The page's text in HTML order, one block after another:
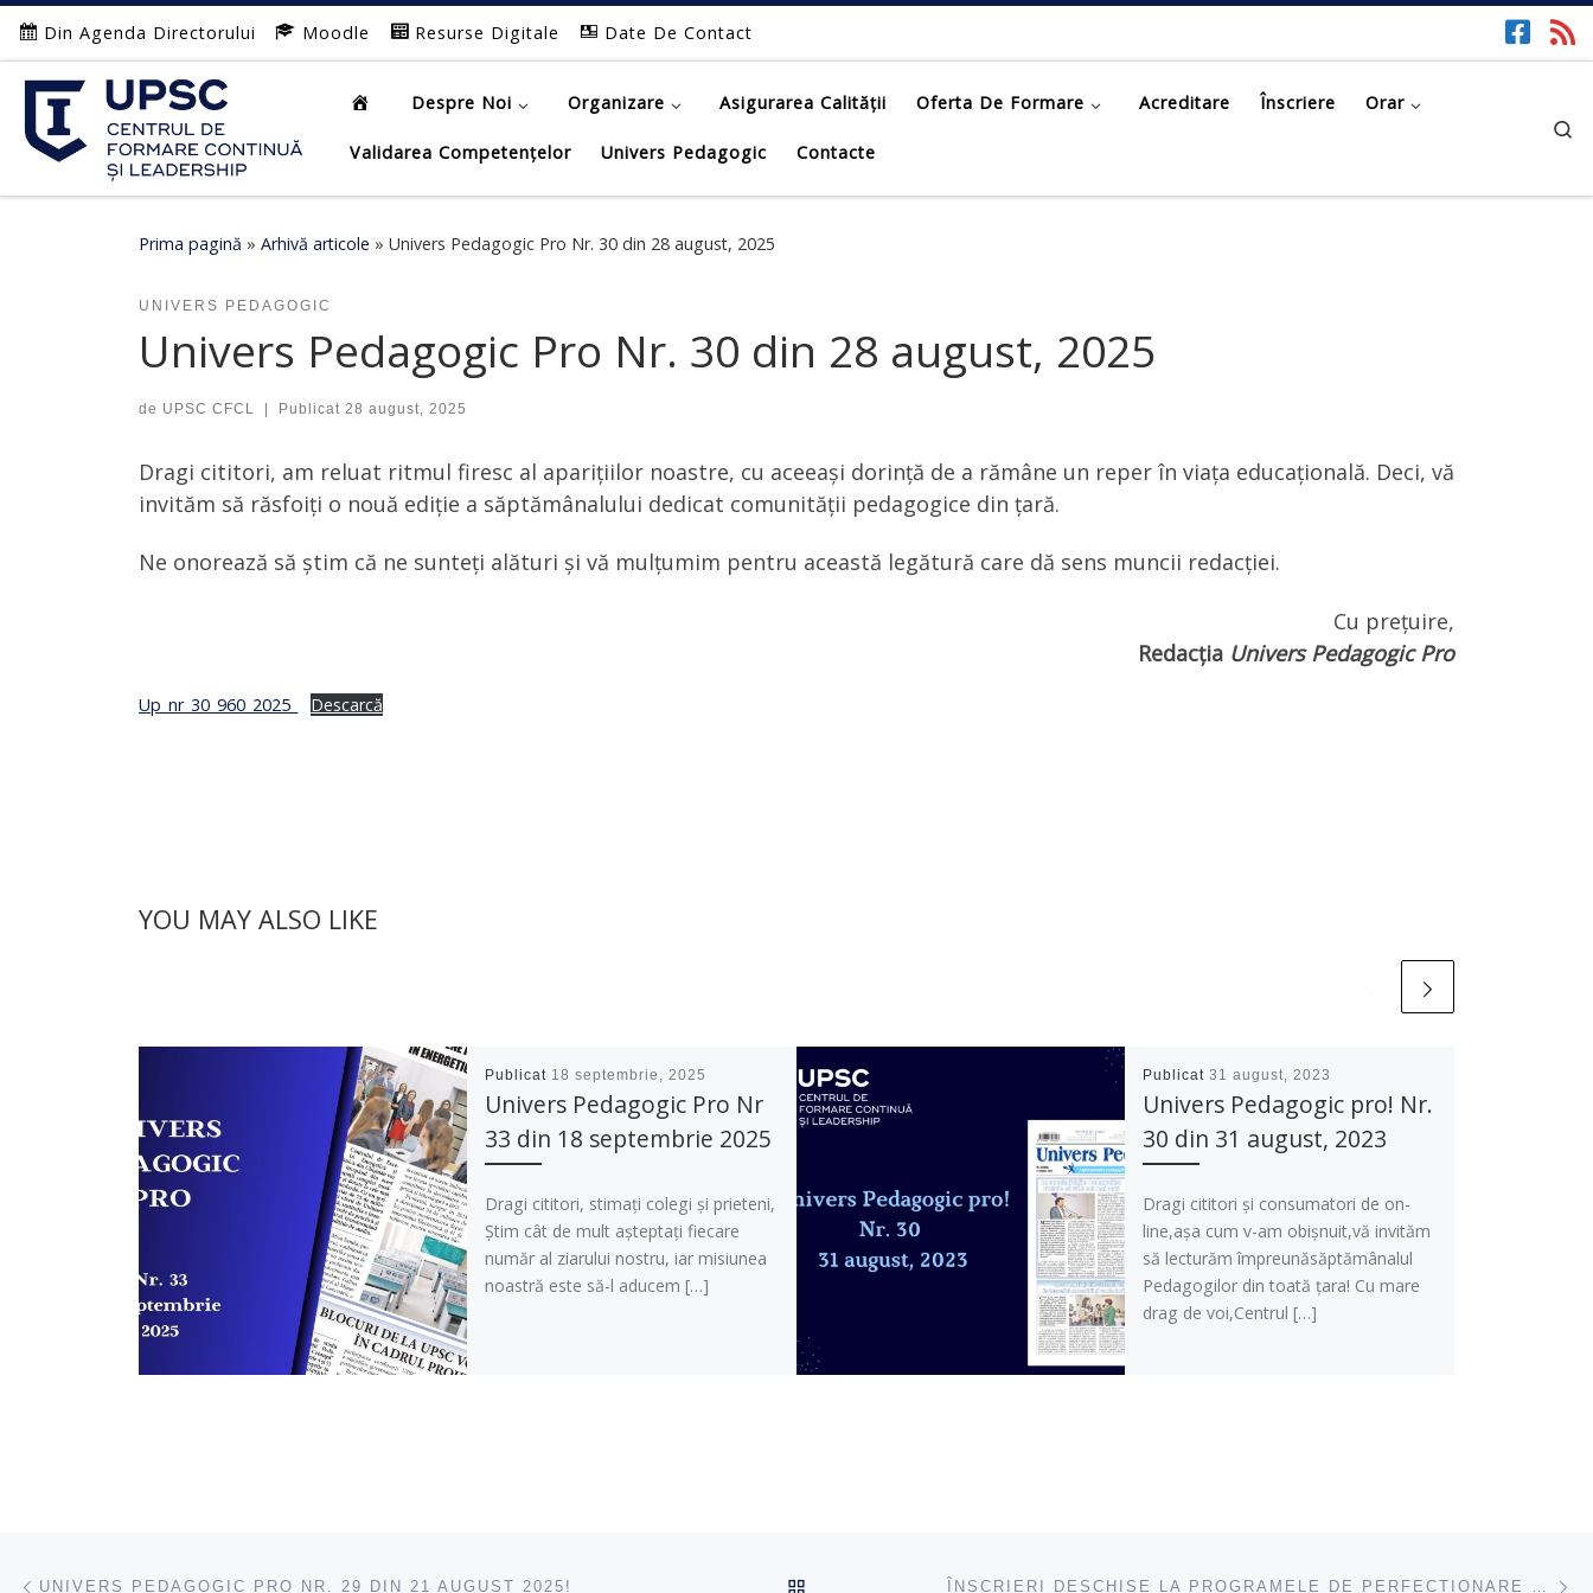
Afișează întregul conținut
Din Agenda Directorului Moodle Resurse Digitale Date De Contact
Despre Noi Organizare Asigurarea Calității Oferta De Formare Acreditare Înscriere Orar
Validarea Competențelor Univers Pedagogic Contacte
Prima pagină » Arhivă articole » Univers Pedagogic Pro Nr. 30 din 28 august, 2025
UNIVERS PEDAGOGIC
Univers Pedagogic Pro Nr. 30 din 28 august, 2025
de UPSC CFCL | Publicat 28 august, 2025
Dragi cititori, am reluat ritmul firesc al aparițiilor noastre, cu aceeași dorință de a rămâne un reper în viața educațională. Deci, vă
invităm să răsfoiți o nouă ediție a săptămânalului dedicat comunității pedagogice din țară.
Ne onorează să știm că ne sunteți alături și vă mulțumim pentru această legătură care dă sens muncii redacției.
Cu prețuire,
Redacția Univers Pedagogic Pro
Up_nr_30_960_2025_ Descarcă
YOU MAY ALSO LIKE
Publicat 18 septembrie, 2025
Univers Pedagogic Pro Nr
33 din 18 septembrie 2025
Dragi cititori, stimați colegi și prieteni,
Știm cât de mult așteptați fiecare
număr al ziarului nostru, iar misiunea
noastră este să-l aducem […]
Publicat 31 august, 2023
Univers Pedagogic pro! Nr.
30 din 31 august, 2023
Dragi cititori și consumatori de on-
line,așa cum v-am obișnuit,vă invităm
să lecturăm împreunăsăptămânalul
Pedagogilor din toată țara! Cu mare
drag de voi,Centrul […]
Navigare articole
UNIVERS PEDAGOGIC PRO NR. 29 DIN 21 AUGUST 2025! ÎNSCRIERI DESCHISE LA PROGRAMELE DE PERFECȚIONARE 8 SEPTEMBRIE – 4 OCTOMBRIE 2025